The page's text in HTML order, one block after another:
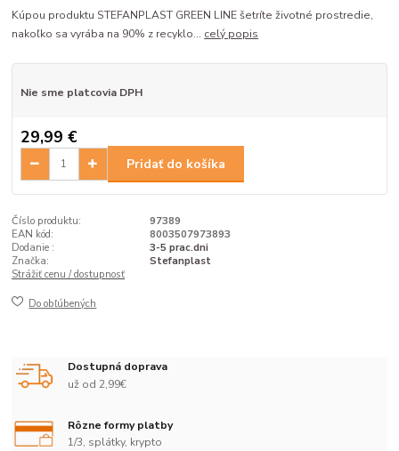
Kúpou produktu STEFANPLAST GREEN LINE šetríte životné prostredie,
nakoľko sa vyrába na 90% z recyklo... celý popis
Nie sme platcovia DPH
29,99 €
Pridať do košíka
Číslo produktu:
97389
EAN kód:
8003507973893
Dodanie :
3-5 prac.dni
Značka:
Stefanplast
Strážiť cenu / dostupnosť
Do obľúbených
Dostupná doprava
už od 2,99€
Rôzne formy platby
1/3, splátky, krypto